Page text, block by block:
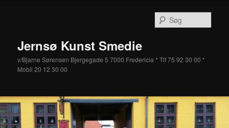
Jernsø Kunst Smedie
v/Bjarne Sørensen Bjergegade 5 7000 Fredericia * Tlf 75 92 30 00 *
Mobil 20 12 30 00